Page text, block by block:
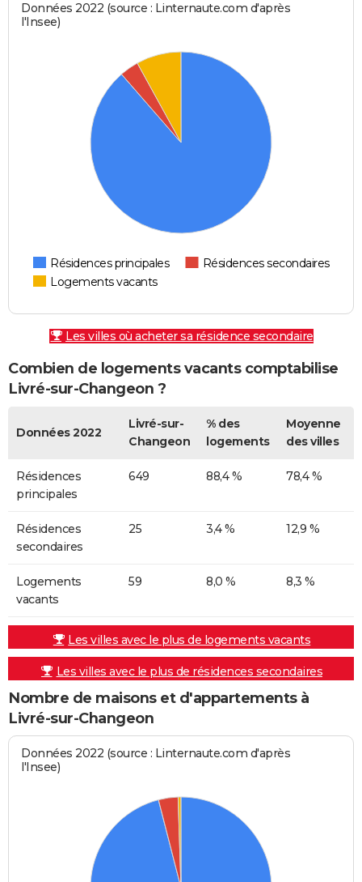
Données 2022 (source : Linternaute.com d'après
l'Insee)
Résidences principales
Résidences secondaires
Logements vacants
Les villes où acheter sa résidence secondaire
Combien de logements vacants comptabilise
Livré-sur-Changeon ?
Données 2022
Livré-sur-
Changeon
% des
logements
Moyenne
des villes
Résidences
principales
649 88,4 % 78,4 %
Résidences
secondaires
25 3,4 % 12,9 %
Logements
vacants
59 8,0 % 8,3 %
Les villes avec le plus de logements vacants
Les villes avec le plus de résidences secondaires
Nombre de maisons et d'appartements à
Livré-sur-Changeon
Données 2022 (source : Linternaute.com d'après
l'Insee)